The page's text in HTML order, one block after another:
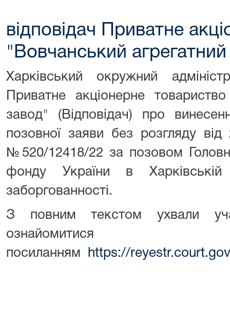
відповідач Приватне
"Вовчанський
Харківський окружний
Приватне акціонерне
завод" (Відповідач) про
позовної заяви без розгляду
№520/12418/22 за позовом
фонду України в
заборгованності.
З повним текстом ухвали
посиланням
https://